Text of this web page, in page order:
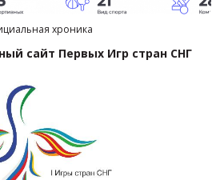
хроника
сайт Первых Игр стран СНГ